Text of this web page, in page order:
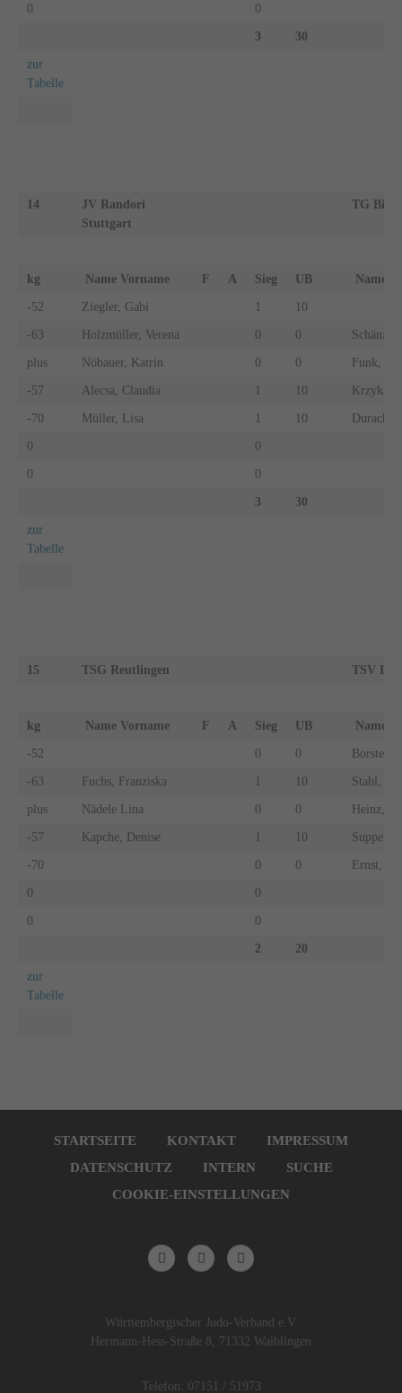
0 0
3 30
zur
Tabelle
14
JV Randori
Stuttgart
TG
kg Name Vorname F A Sieg UB Name
-52 Ziegler, Gabi 1 10
-63 Holzmüller, Verena 0 0
plus Nöbauer, Katrin 0 0 Funk,
-57 Alecsa, Claudia 1 10
-70 Müller, Lisa 1 10 Durach,
0 0
0 0
3 30
zur
Tabelle
15 TSG Reutlingen TSV
kg Name Vorname F A Sieg UB Name
-52 0 0 Borsten,
-63 Fuchs, Franziska 1 10 Stahl,
plus Nädele Lina 0 0 Heinz,
-57 Kapche, Denise 1 10 Supper,
-70 0 0 Ernst,
0 0
0 0
2 20
zur
Tabelle
überspringenSTARTSEITE KONTAKT
IMPRESSUM
DATENSCHUTZ
INTERN
SUCHE
COOKIE-EINSTELLUNGEN
Württembergischer Judo-Verband e.V.
Hermann-Hess-Straße 8, 71332 Waiblingen
Telefon: 07151 / 51973